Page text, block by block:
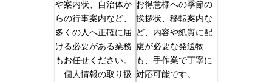
や案内状、自治体か
らの行事案内など、
多くの人へ正確に届
ける必要がある業務
もお任せください。
個人情報の取り扱
お得意様への季節の
挨拶状、移転案内な
ど、内容や紙質に配
慮が必要な発送物
も、手作業で丁寧に
対応可能です。